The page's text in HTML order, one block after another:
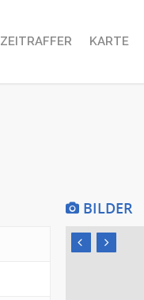
ZEITRAFFER KARTE
BILDER